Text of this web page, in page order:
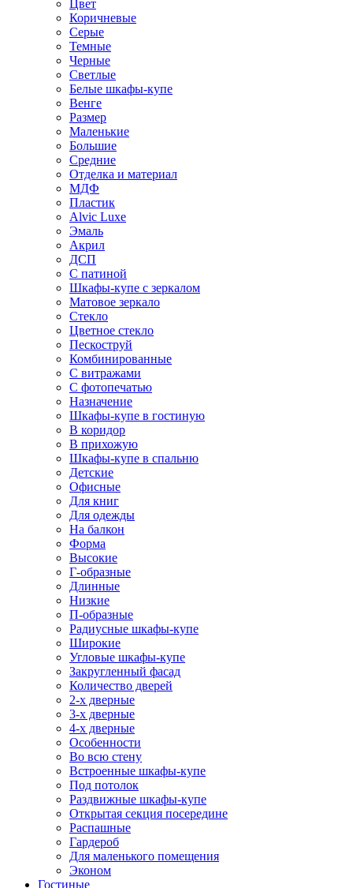
Цвет
Коричневые
Серые
Темные
Черные
Светлые
Белые шкафы-купе
Венге
Размер
Маленькие
Большие
Средние
Отделка и материал
МДФ
Пластик
Alvic Luxe
Эмаль
Акрил
ДСП
С патиной
Шкафы-купе с зеркалом
Матовое зеркало
Стекло
Цветное стекло
Пескоструй
Комбинированные
С витражами
С фотопечатью
Назначение
Шкафы-купе в гостиную
В коридор
В прихожую
Шкафы-купе в спальню
Детские
Офисные
Для книг
Для одежды
На балкон
Форма
Высокие
Г-образные
Длинные
Низкие
П-образные
Радиусные шкафы-купе
Широкие
Угловые шкафы-купе
Закругленный фасад
Количество дверей
2-х дверные
3-х дверные
4-х дверные
Особенности
Во всю стену
Встроенные шкафы-купе
Под потолок
Раздвижные шкафы-купе
Открытая секция посередине
Распашные
Гардероб
Для маленького помещения
Эконом
Гостиные